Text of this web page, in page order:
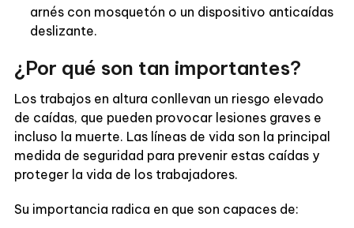
arnés con mosquetón o un dispositivo anticaídas
deslizante.
¿Por qué son tan importantes?
Los trabajos en altura conllevan un riesgo elevado
de caídas, que pueden provocar lesiones graves e
incluso la muerte. Las líneas de vida son la principal
medida de seguridad para prevenir estas caídas y
proteger la vida de los trabajadores.
Su importancia radica en que son capaces de: